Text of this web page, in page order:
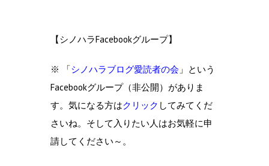
【シノハラFacebookグループ】
※ 「シノハラブログ愛読者の会 」という
Facebookグループ（非公開）がありま
す。気になる方はクリック してみてくだ
さいね。そして入りたい人はお気軽に申
請してください～。